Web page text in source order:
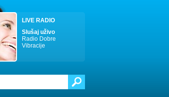
LIVE RADIO
Slušaj uživo
Radio Dobre
Vibracije